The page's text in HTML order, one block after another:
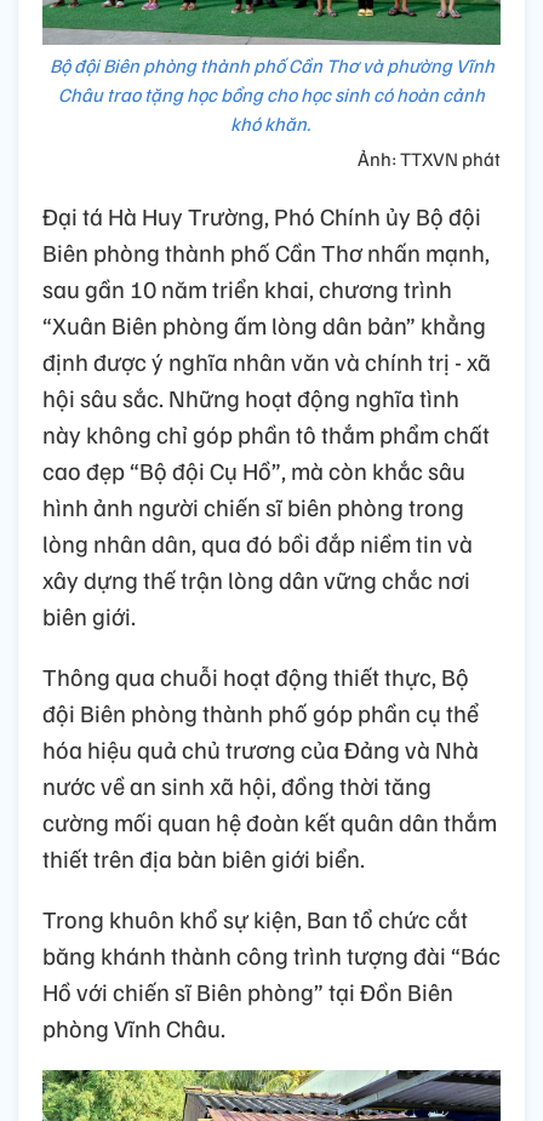
Bộ đội Biên phòng thành phố Cần Thơ và phường Vĩnh
Châu trao tặng học bổng cho học sinh có hoàn cảnh
khó khăn.
Ảnh: TTXVN phát
Đại tá Hà Huy Trường, Phó Chính ủy Bộ đội
Biên phòng thành phố Cần Thơ nhấn mạnh,
sau gần 10 năm triển khai, chương trình
“Xuân Biên phòng ấm lòng dân bản” khẳng
định được ý nghĩa nhân văn và chính trị - xã
hội sâu sắc. Những hoạt động nghĩa tình
này không chỉ góp phần tô thắm phẩm chất
cao đẹp “Bộ đội Cụ Hồ”, mà còn khắc sâu
hình ảnh người chiến sĩ biên phòng trong
lòng nhân dân, qua đó bồi đắp niềm tin và
xây dựng thế trận lòng dân vững chắc nơi
biên giới.
Thông qua chuỗi hoạt động thiết thực, Bộ
đội Biên phòng thành phố góp phần cụ thể
hóa hiệu quả chủ trương của Đảng và Nhà
nước về an sinh xã hội, đồng thời tăng
cường mối quan hệ đoàn kết quân dân thắm
thiết trên địa bàn biên giới biển.
Trong khuôn khổ sự kiện, Ban tổ chức cắt
băng khánh thành công trình tượng đài “Bác
Hồ với chiến sĩ Biên phòng” tại Đồn Biên
phòng Vĩnh Châu.